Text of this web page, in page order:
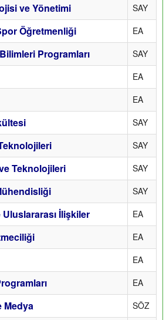
ve Yönetimi SAY
Öğretmenliği EA
Programları SAY
EA
EA
SAY
SAY
Teknolojileri SAY
SAY
İlişkiler EA
EA
EA
EA
Medya SÖZ